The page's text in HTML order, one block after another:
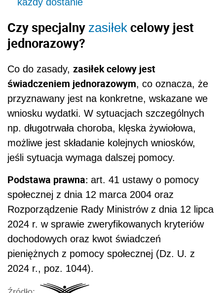
Czy specjalny zasiłek celowy jest
jednorazowy?
Co do zasady, zasiłek celowy jest
świadczeniem jednorazowym, co oznacza, że
przyznawany jest na konkretne, wskazane we
wniosku wydatki. W sytuacjach szczególnych
np. długotrwała choroba, klęska żywiołowa,
możliwe jest składanie kolejnych wniosków,
jeśli sytuacja wymaga dalszej pomocy.
Podstawa prawna: art. 41 ustawy o pomocy
społecznej z dnia 12 marca 2004 oraz
Rozporządzenie Rady Ministrów z dnia 12 lipca
2024 r. w sprawie zweryfikowanych kryteriów
dochodowych oraz kwot świadczeń
pieniężnych z pomocy społecznej (Dz. U. z
2024 r., poz. 1044).